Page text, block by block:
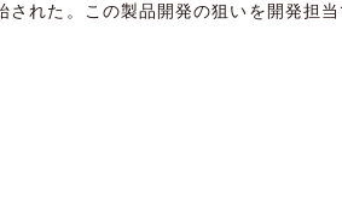
れた。この製品開発の狙いを開発担当